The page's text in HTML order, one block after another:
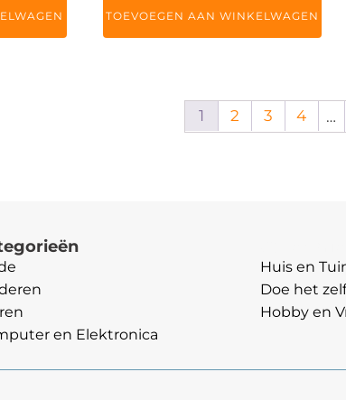
TOEVOEGEN AAN WINKELWAGEN
1 2 3 4 …
en Elektronica
Huis en
Doe het zelf
Hobby en